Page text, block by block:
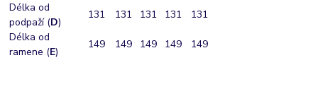
Délka od
podpaží (D)
131 131 131 131
131
Délka od
ramene (E)
149 149 149 149 149